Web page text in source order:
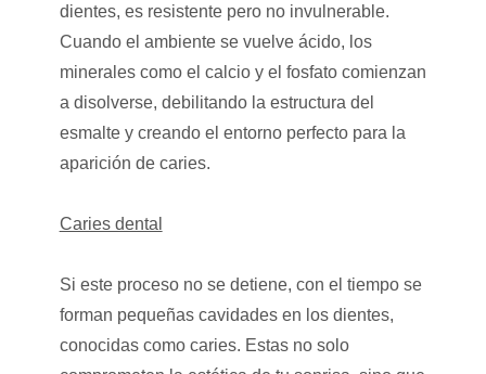
dientes, es resistente pero no invulnerable.
Cuando el ambiente se vuelve ácido, los
minerales como el calcio y el fosfato comienzan
a disolverse, debilitando la estructura del
esmalte y creando el entorno perfecto para la
aparición de caries.
Caries dental
Si este proceso no se detiene, con el tiempo se
forman pequeñas cavidades en los dientes,
conocidas como caries. Estas no solo